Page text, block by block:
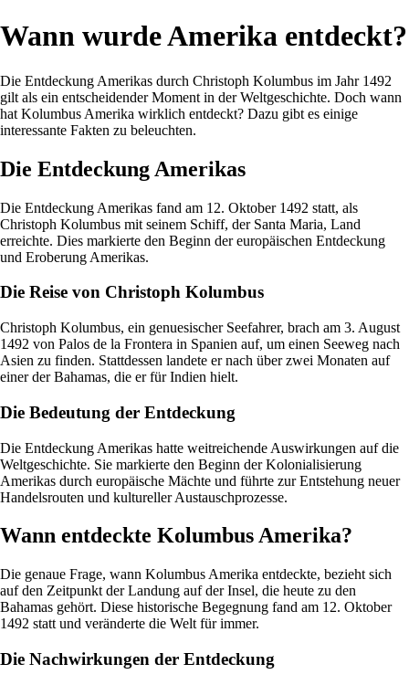
Wann wurde Amerika entdeckt?
Die Entdeckung Amerikas durch Christoph Kolumbus im Jahr 1492
gilt als ein entscheidender Moment in der Weltgeschichte. Doch wann
hat Kolumbus Amerika wirklich entdeckt? Dazu gibt es einige
interessante Fakten zu beleuchten.
Die Entdeckung Amerikas
Die Entdeckung Amerikas fand am 12. Oktober 1492 statt, als
Christoph Kolumbus mit seinem Schiff, der Santa Maria, Land
erreichte. Dies markierte den Beginn der europäischen Entdeckung
und Eroberung Amerikas.
Die Reise von Christoph Kolumbus
Christoph Kolumbus, ein genuesischer Seefahrer, brach am 3. August
1492 von Palos de la Frontera in Spanien auf, um einen Seeweg nach
Asien zu finden. Stattdessen landete er nach über zwei Monaten auf
einer der Bahamas, die er für Indien hielt.
Die Bedeutung der Entdeckung
Die Entdeckung Amerikas hatte weitreichende Auswirkungen auf die
Weltgeschichte. Sie markierte den Beginn der Kolonialisierung
Amerikas durch europäische Mächte und führte zur Entstehung neuer
Handelsrouten und kultureller Austauschprozesse.
Wann entdeckte Kolumbus Amerika?
Die genaue Frage, wann Kolumbus Amerika entdeckte, bezieht sich
auf den Zeitpunkt der Landung auf der Insel, die heute zu den
Bahamas gehört. Diese historische Begegnung fand am 12. Oktober
1492 statt und veränderte die Welt für immer.
Die Nachwirkungen der Entdeckung